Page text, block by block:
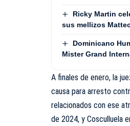
Ricky Martin
sus mellizos
Dominicano
Mister Grand
A finales de enero, la
causa para arresto
relacionados con ese
de 2024, y Cosculluela